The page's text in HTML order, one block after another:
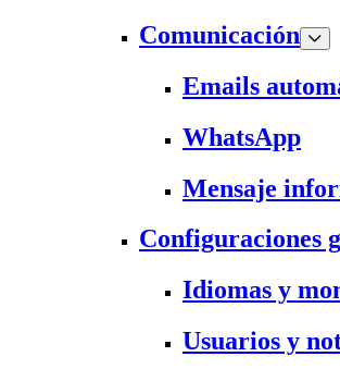
Comunicación
Emails
WhatsApp
Mensaje
Configuraciones
Idiomas y
Usuarios y